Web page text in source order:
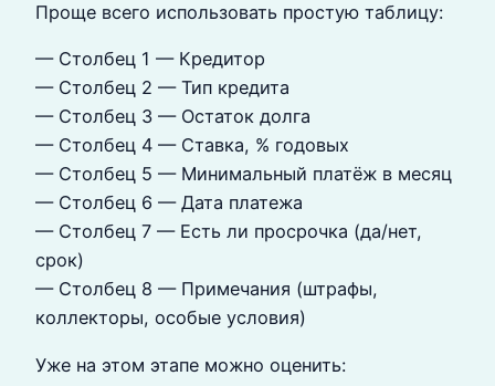
Проще всего использовать простую таблицу:
— Столбец 1 — Кредитор
— Столбец 2 — Тип кредита
— Столбец 3 — Остаток долга
— Столбец 4 — Ставка, % годовых
— Столбец 5 — Минимальный платёж в месяц
— Столбец 6 — Дата платежа
— Столбец 7 — Есть ли просрочка (да/нет,
срок)
— Столбец 8 — Примечания (штрафы,
коллекторы, особые условия)
Уже на этом этапе можно оценить: